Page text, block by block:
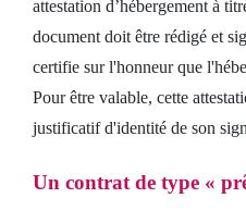
attestation d’hébergement à
document doit être rédigé et
certifie sur l'honneur que
Pour être valable, cette
justificatif d'identité de son
Un contrat de type «